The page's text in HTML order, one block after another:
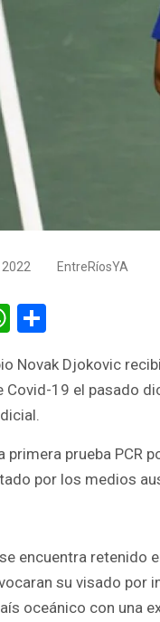
EntreRíosYA
W
at
s
p
p
ar
e
Novak Djokovic
Covid-19 el pasado
primera prueba PCR
por los medios
encuentra retenido
su visado por
oceánico con una